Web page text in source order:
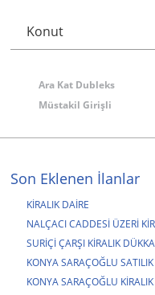
Konut
Ara Kat Dubleks
Müstakil Girişli
Son Eklenen İlanlar
KİRALIK DAİRE
NALÇACI CADDESİ ÜZERİ
SURİÇİ ÇARŞI KİRALIK
KONYA SARAÇOĞLU
KONYA SARAÇOĞLU